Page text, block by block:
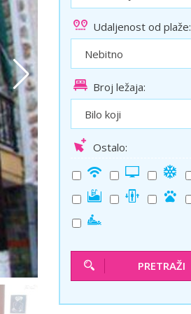
Solun polazak iz Niša
Temišvar polazak iz Niša
Udaljenost od plaže:
Broj ležaja:
Ostalo:
PRETRAŽI